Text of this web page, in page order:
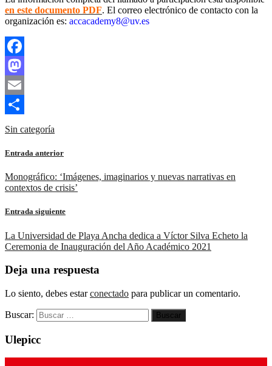
en este documento PDF. El correo electrónico de contacto con la
organización es: accacademy8@uv.es
Facebook
Mastodon
Email
Compartir
Sin categoría
Entrada anterior
Monográfico: ‘Imágenes, imaginarios y nuevas narrativas en
contextos de crisis’
Entrada siguiente
La Universidad de Playa Ancha dedica a Víctor Silva Echeto la
Ceremonia de Inauguración del Año Académico 2021
Deja una respuesta
Lo siento, debes estarconectado para publicar un comentario.
Buscar:
Ulepicc